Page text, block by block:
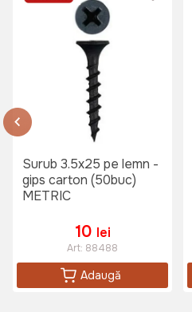
Surub 3.5x25 pe lemn -
gips carton (50buc)
METRIC
10 lei
Art: 88488
Adaugă